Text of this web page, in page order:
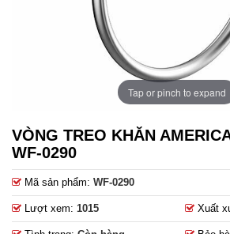
Tap or pinch to expand
VÒNG TREO KHĂN
WF-0290
Mã sản phẩm: WF-0290
Lượt xem: 1015 Xuất